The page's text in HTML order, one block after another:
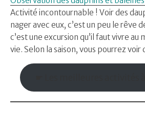
Activité incontournable ! Voir des
nager avec eux, c’est un peu le rêve
c’est une excursion qu’il faut vivre au
vie. Selon la saison, vous pourrez voir